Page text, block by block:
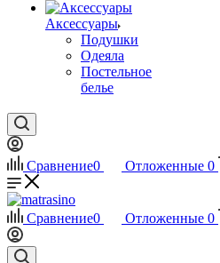
Аксессуары
Подушки
Одеяла
Постельное
белье
Сравнение0 Отложенные 0
Сравнение0 Отложенные 0